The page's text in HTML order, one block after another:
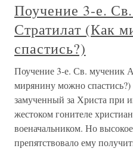
Поучение 3-е.
Стратилат (Как
спастись?)
Поучение 3-е. Св. мученик
мирянину можно
замученный за Христа при
жестоком гонителе
военачальником. Но
препятствовало ему